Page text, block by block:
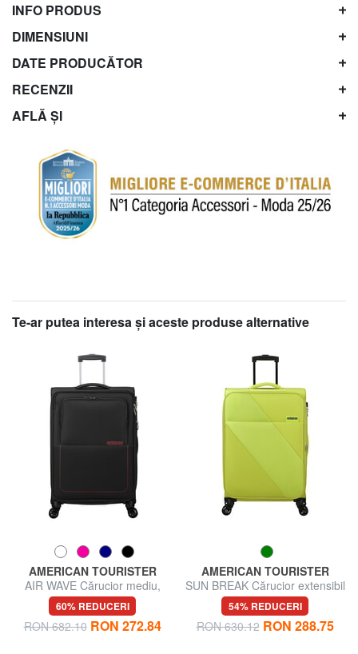
INFO PRODUS
DIMENSIUNI
DATE PRODUCĂTOR
RECENZII
AFLĂ ȘI
Te-ar putea interesa şi aceste produse alternative
AMERICAN TOURISTER
AIR WAVE Cărucior mediu,
extensibil
60% REDUCERI
RON 682.10 RON 272.84
AMERICAN TOURISTER
SUN BREAK Cărucior extensibil
mediu
54% REDUCERI
RON 630.12 RON 288.75